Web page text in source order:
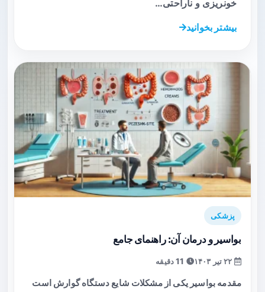
خونریزی و ناراحتی…
بیشتر بخوانید
پزشکی
بواسیر و درمان آن: راهنمای جامع
مقدمه بواسیر یکی از مشکلات شایع دستگاه گوارش است